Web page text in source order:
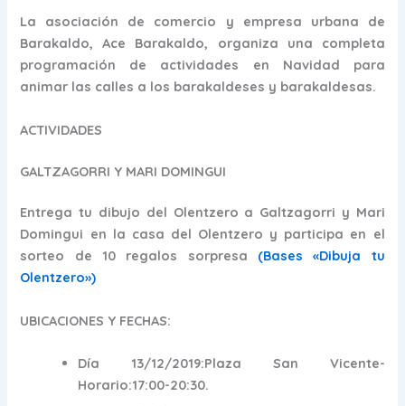
La asociación de comercio y empresa urbana de
Barakaldo, Ace Barakaldo, organiza una completa
programación de actividades en Navidad para
animar las calles a los barakaldeses y barakaldesas.
ACTIVIDADES
GALTZAGORRI Y MARI DOMINGUI
Entrega tu dibujo del Olentzero a Galtzagorri y Mari
Domingui en la casa del Olentzero y participa en el
sorteo de 10 regalos sorpresa (Bases «Dibuja tu
Olentzero»)
UBICACIONES Y FECHAS:
Día 13/12/2019:Plaza San Vicente-
Horario:17:00-20:30.